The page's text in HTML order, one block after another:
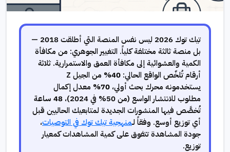
تيك توك 2026 ليس نفس المنصة التي أطلقت 2018 —
بل منصة ثالثة مختلفة كلياً. التغيير الجوهري: من مكافأة
الكمية والعشوائية إلى مكافأة العمق والاستمرارية. ثلاثة
أرقام تُلخّص الواقع الحالي: 40%
من الجيل Z
يستخدمونه محرك بحث أولي، 70%
معدل إكمال
مطلوب للانتشار الواسع (من 50% في 2024)،
48 ساعة
تُخصَّص فيها المنشورات الجديدة لمتابعيك الحاليين قبل
أي توزيع أوسع. وفقاً لـمنهجية تيك توك في التوصيات،
جودة المشاهدة تتفوق على كمية المشاهدات كمعيار
توزيع.